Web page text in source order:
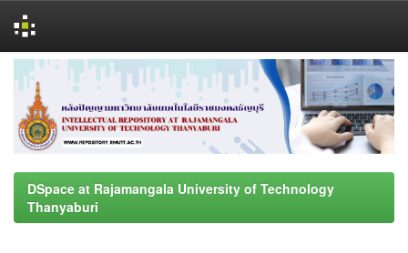
navigation
DSpace at Rajamangala University of Technology
Thanyaburi